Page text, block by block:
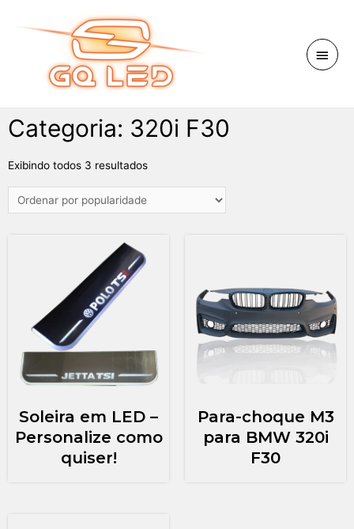
Categoria: 320i F30
Exibindo todos 3 resultados
Soleira em LED –
Personalize como
quiser!
Para-choque M3
para BMW 320i
F30